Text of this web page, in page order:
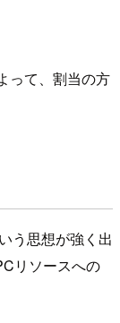
って、割当の方
う思想が強く出
リソースへの